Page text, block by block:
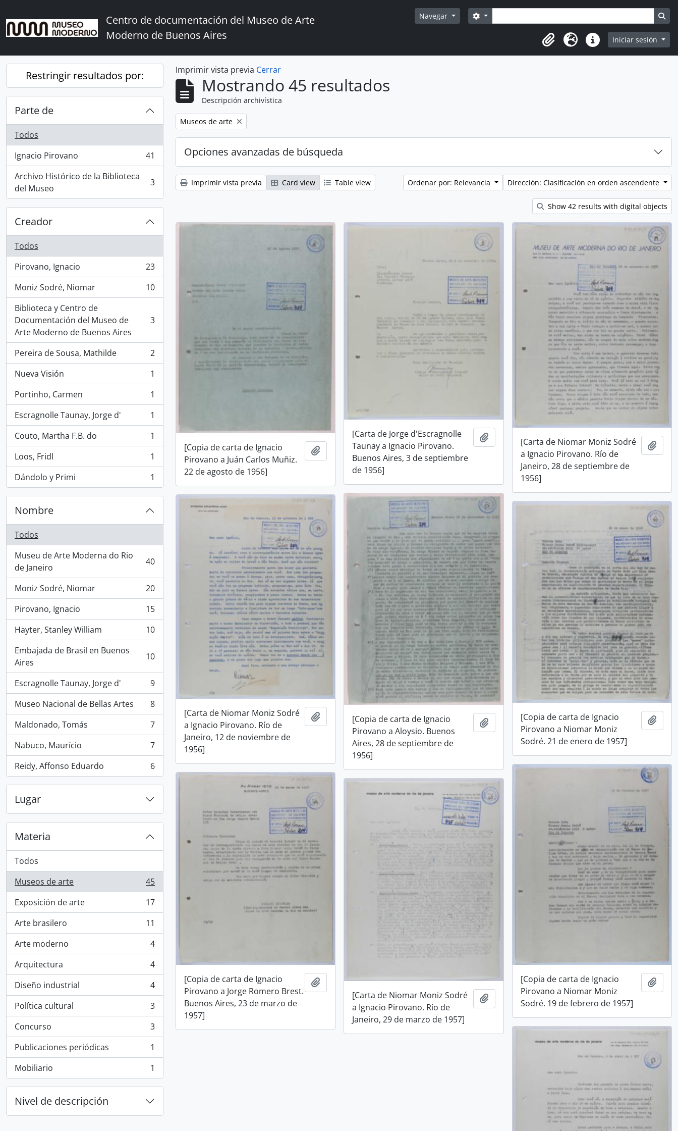
Centro de documentación del Museo de Arte
Moderno de Buenos Aires
Navegar Búsqueda
Search options
Portapapeles
Idioma Enlaces rápidos
Iniciar sesión
Restringir resultados por:
Parte de
Todos
Ignacio Pirovano
, 41 resultados
41
Archivo Histórico de la Biblioteca
del Museo
, 3 resultados 3
Creador
Todos
Pirovano, Ignacio
, 23 resultados
23
Moniz Sodré, Niomar
, 10 resultados
10
Biblioteca y Centro de
Documentación del Museo de
Arte Moderno de Buenos Aires
, 3 resultados 3
Pereira de Sousa, Mathilde
, 2 resultados
2
Nueva Visión
, 1 resultados
1
Portinho, Carmen
, 1 resultados
1
Escragnolle Taunay, Jorge d'
, 1 resultados
1
Couto, Martha F.B. do
, 1 resultados
1
Loos, Fridl
, 1 resultados
1
Dándolo y Primi
, 1 resultados 1
Nombre
Todos
Museu de Arte Moderna do Rio
de Janeiro
, 40 resultados 40
Moniz Sodré, Niomar
, 20 resultados
20
Pirovano, Ignacio
, 15 resultados
15
Hayter, Stanley William
, 10 resultados
10
Embajada de Brasil en Buenos
Aires
, 10 resultados 10
Escragnolle Taunay, Jorge d'
, 9 resultados
9
Museo Nacional de Bellas Artes
, 8 resultados
8
Maldonado, Tomás
, 7 resultados
7
Nabuco, Maurício
, 7 resultados
7
Reidy, Affonso Eduardo
, 6 resultados 6
Lugar
Materia
Todos
Museos de arte
, 45 resultados
45
Exposición de arte
, 17 resultados
17
Arte brasilero
, 11 resultados
11
Arte moderno
, 4 resultados
4
Arquitectura
, 4 resultados
4
Diseño industrial
, 4 resultados
4
Política cultural
, 3 resultados
3
Concurso
, 3 resultados
3
Publicaciones periódicas
, 1 resultados
1
Mobiliario
, 1 resultados 1
Nivel de descripción
Imprimir vista previa Cerrar
Mostrando 45 resultados
Descripción archivística
Remove filter:
Museos de arte
Opciones avanzadas de búsqueda
Imprimir vista previa Card view Table view Ordenar por: Relevancia Dirección: Clasificación en orden ascendente
Show 42 results with digital objects
[Copia de carta de Ignacio
Pirovano a Juán Carlos Muñiz.
22 de agosto de 1956]
Añadir al portapapeles
[Carta de Jorge d'Escragnolle
Taunay a Ignacio Pirovano.
Buenos Aires, 3 de septiembre
de 1956]
Añadir al portapapeles
[Carta de Niomar Moniz Sodré
a Ignacio Pirovano. Río de
Janeiro, 28 de septiembre de
1956]
[Copia de carta de Ignacio
Pirovano a Aloysio. Buenos
Aires, 28 de septiembre de
1956]
Añadir al portapapeles
[Carta de Niomar Moniz Sodré
a Ignacio Pirovano. Río de
Janeiro, 12 de noviembre de
1956]
Añadir al portapapeles
[Copia de carta de Ignacio
Pirovano a Niomar Moniz
Sodré. 21 de enero de 1957]
[Copia de carta de Ignacio
Pirovano a Niomar Moniz
Sodré. 19 de febrero de 1957]
[Copia de carta de Ignacio
Pirovano a Jorge Romero Brest.
Buenos Aires, 23 de marzo de
1957]
Añadir al portapapeles
[Carta de Niomar Moniz Sodré
a Ignacio Pirovano. Río de
Janeiro, 29 de marzo de 1957]
Añadir al portapapeles